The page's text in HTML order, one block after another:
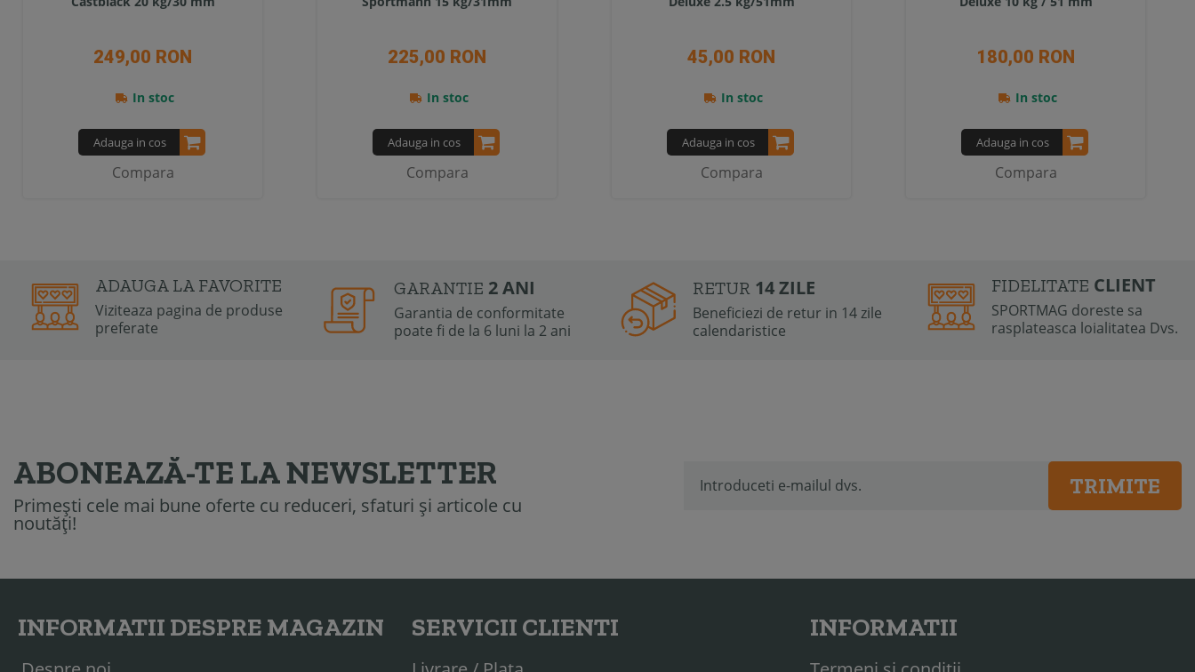
249,00 RON
In stoc
Adauga in cos
Compara
225,00 RON
In stoc
Adauga in cos
Compara
45,00 RON
In stoc
Adauga in cos
Compara
180,00 RON
In stoc
Adauga in cos
Compara
ADAUGA LA FAVORITE
Viziteaza pagina de produse
preferate
GARANTIE 2 ANI
Garantia de conformitate
poate fi de la 6 luni la 2 ani
RETUR 14 ZILE
Beneficiezi de retur in 14 zile
calendaristice
FIDELITATE CLIENT
SPORTMAG doreste sa
rasplateasca loialitatea Dvs.
ABONEAZĂ-TE LA NEWSLETTER
Primești cele mai bune oferte cu reduceri, sfaturi și articole cu
noutăți!
TRIMITE
INFORMATII DESPRE MAGAZIN SERVICII CLIENTI INFORMATII